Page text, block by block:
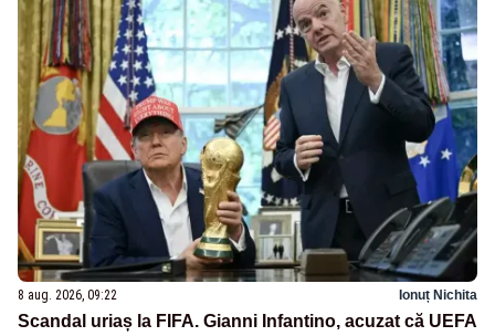
8 aug. 2026, 09:22 Ionuț Nichita
Scandal uriaș la FIFA. Gianni Infantino, acuzat că UEFA